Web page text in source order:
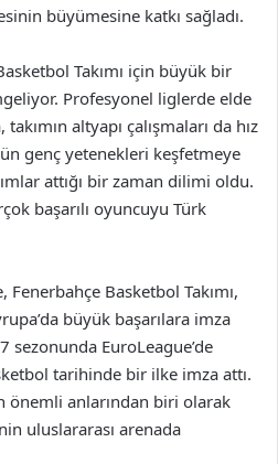
büyümesine katkı sağladı.
Takımı için büyük bir
Profesyonel liglerde elde
altyapı çalışmaları da hız
genç yetenekleri keşfetmeye
attığı bir zaman dilimi oldu.
başarılı oyuncuyu Türk
Basketbol Takımı,
büyük başarılara imza
sezonunda EuroLeague’de
tarihinde bir ilke imza attı.
önemli anlarından biri olarak
uluslararası arenada